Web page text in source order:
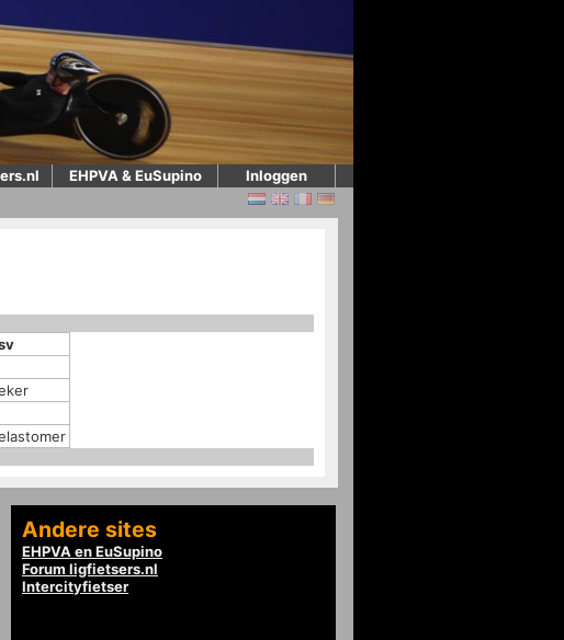
EHPVA & EuSupino Inloggen
Andere sites
EHPVA en EuSupino
Forum ligfietsers.nl
Intercityfietser